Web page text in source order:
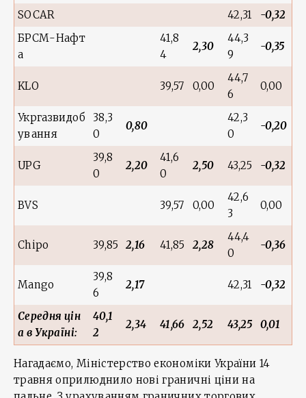
SOCAR 42,31
-0,32
БРСМ-Нафт
а
41,8
4
2,30
44,3
9
-0,35
KLO 39,57 0,00
44,7
6
0,00
Укргазвидоб
ування
38,3
0
0,80
42,3
0
-0,20
UPG
39,8
0
2,20
41,6
0
2,50 43,25 -0,32
BVS 39,57 0,00
42,6
3
0,00
Chipo 39,85 2,16 41,85 2,28
44,4
0
-0,36
Mango
39,8
6
2,17 42,31 -0,32
Середня цін
а в Україні:
40,1
2
2,34 41,66 2,52 43,25 0,01
Нагадаємо, Міністерство економіки України 14
травня оприлюднило нові граничні ціни на